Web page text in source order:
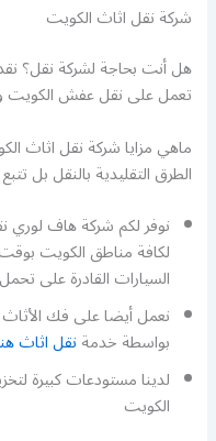
شركة نقل اثاث الكويت
هل أنت بحاجة لشركة نقل؟
تعمل على نقل عفش الكويت
ماهي مزايا شركة نقل اثاث
الطرق التقليدية بالنقل بل
نوفر لكم شركة هاف
لكافة مناطق الكويت
السيارات القادرة على
نعمل أيضا على فك
بواسطة خدمةنقل اثاث
لدينا مستودعات كبيرة
الكويت